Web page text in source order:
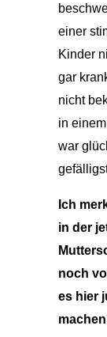
einer
Kinder
gar
nicht
in
war
Ich
in der
noch
es hier